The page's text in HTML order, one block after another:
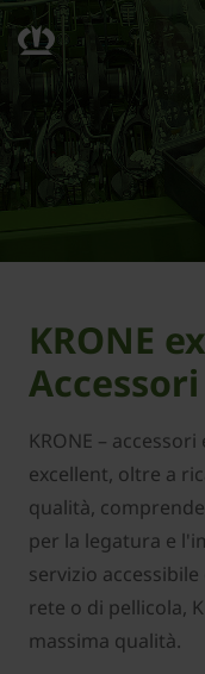
KRONE
Accessori
KRONE –
excellent, oltre a
qualità,
per la legatura e
servizio
rete o di pellicola,
massima qualità.